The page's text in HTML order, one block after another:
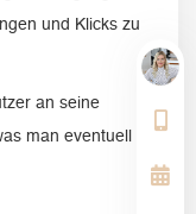
und Klicks zu
an seine
man eventuell